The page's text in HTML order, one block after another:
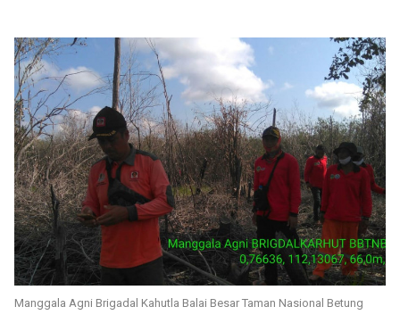
Manggala Agni Brigadal Kahutla Balai Besar Taman Nasional Betung